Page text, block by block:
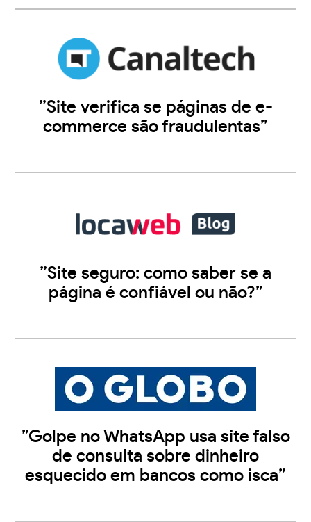
”Site verifica se páginas de e-
commerce são fraudulentas”
”Site seguro: como saber se a
página é confiável ou não?”
”Golpe no WhatsApp usa site falso
de consulta sobre dinheiro
esquecido em bancos como isca”